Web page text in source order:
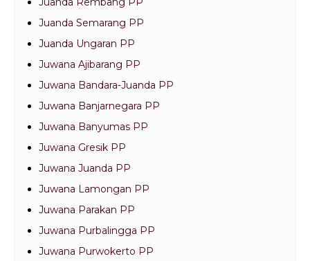
Juanda Semarang PP
Juanda Ungaran PP
Juwana Ajibarang PP
Juwana Bandara-Juanda PP
Juwana Banjarnegara PP
Juwana Banyumas PP
Juwana Gresik PP
Juwana Juanda PP
Juwana Lamongan PP
Juwana Parakan PP
Juwana Purbalingga PP
Juwana Purwokerto PP